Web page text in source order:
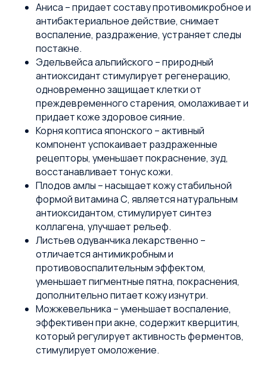
Аниса – придает составу противомикробное и
антибактериальное действие, снимает
воспаление, раздражение, устраняет следы
постакне.
Эдельвейса альпийского – природный
антиоксидант стимулирует регенерацию,
одновременно защищает клетки от
преждевременного старения, омолаживает и
придает коже здоровое сияние.
Корня коптиса японского – активный
компонент успокаивает раздраженные
рецепторы, уменьшает покраснение, зуд,
восстанавливает тонус кожи.
Плодов амлы – насыщает кожу стабильной
формой витамина С, является натуральным
антиоксидантом, стимулирует синтез
коллагена, улучшает рельеф.
Листьев одуванчика лекарственно –
отличается антимикробным и
противовоспалительным эффектом,
уменьшает пигментные пятна, покраснения,
дополнительно питает кожу изнутри.
Можжевельника – уменьшает воспаление,
эффективен при акне, содержит кверцитин,
который регулирует активность ферментов,
стимулирует омоложение.